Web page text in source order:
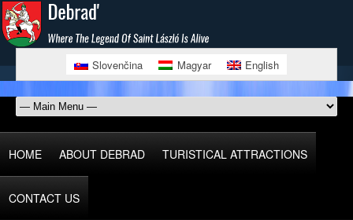
Slovenčina Magyar English
HOME ABOUT DEBRAD TURISTICAL ATTRACTIONS
CONTACT US